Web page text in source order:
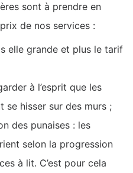
sont à prendre en
de nos services :
elle grande et plus le tarif
à l’esprit que les
se hisser sur des murs ;
des punaises : les
selon la progression
à lit. C’est pour cela